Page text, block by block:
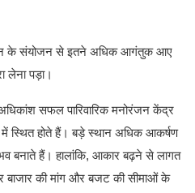
के संयोजन से इतने अधिक आगंतुक आए
लेना पड़ा।
सफल पारिवारिक मनोरंजन केंद्र
स्थित होते हैं। बड़े स्थान अधिक आकर्षण
बनाते हैं। हालांकि, आकार बढ़ने से लागत
बाजार की मांग और बजट की सीमाओं के